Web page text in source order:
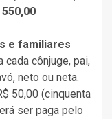
e familiares
cada cônjuge, pai,
neto ou neta.
50,00 (cinquenta
ser paga pelo